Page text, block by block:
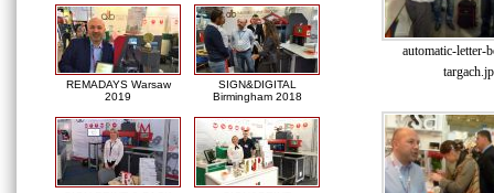
REMADAYS Warsaw
2019
SIGN&DIGITAL
Birmingham 2018
automatic-letter-